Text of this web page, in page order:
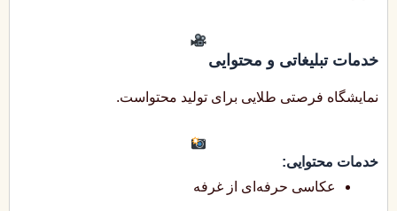
خدمات تبلیغاتی و محتوایی
نمایشگاه فرصتی طلایی برای تولید محتواست.
خدمات محتوایی:
عکاسی حرفه‌ای از غرفه